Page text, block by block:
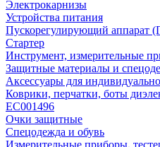
Электрокарнизы
Устройства питания
Пускорегулирующий аппарат
Стартер
Инструмент, измерительные
Защитные материалы и
Аксессуары для
Коврики, перчатки, боты
EC001496
Очки защитные
Спецодежда и обувь
Измерительные приборы,